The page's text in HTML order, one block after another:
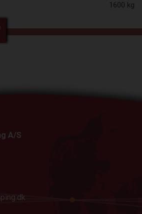
1600 kg
A/S